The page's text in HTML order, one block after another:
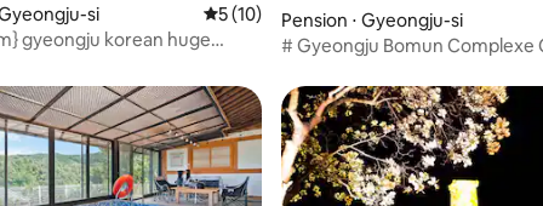
si Évaluation moyenne sur la base de 10
5 (10)
gyeongju korean huge
Pension ⋅ Gyeongju-si
# Gyeongju Bomun Complexe